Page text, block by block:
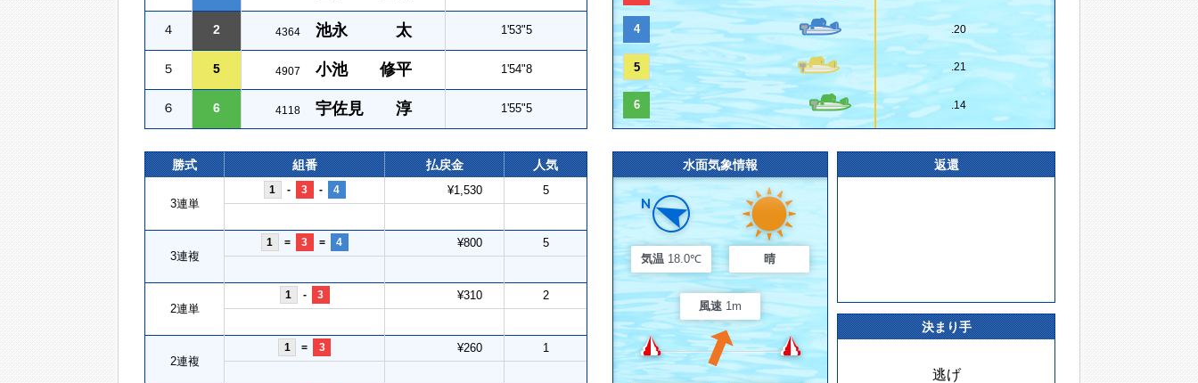
４ 2 4364 池永 太 1'53"5
５ 5 4907 小池 修平 1'54"8
６ 6 4118 宇佐見 淳 1'55"5
4 .20
5 .21
6 .14
勝式 組番 払戻金 人気
3連単
1 - 3 - 4 ¥1,530 5
3連複
1 = 3 = 4 ¥800 5
2連単
1 - 3 ¥310 2
2連複
1 = 3 ¥260 1
水面気象情報
気温 18.0℃ 晴
風速 1m
返還
決まり手
逃げ